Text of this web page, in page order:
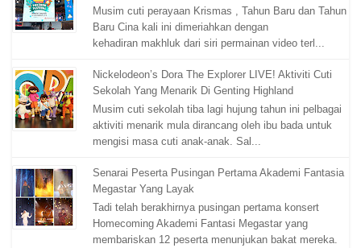
Musim cuti perayaan Krismas , Tahun Baru dan Tahun
Baru Cina kali ini dimeriahkan dengan
kehadiran makhluk dari siri permainan video terl...
Nickelodeon’s Dora The Explorer LIVE! Aktiviti Cuti
Sekolah Yang Menarik Di Genting Highland
Musim cuti sekolah tiba lagi hujung tahun ini pelbagai
aktiviti menarik mula dirancang oleh ibu bada untuk
mengisi masa cuti anak-anak. Sal...
Senarai Peserta Pusingan Pertama Akademi Fantasia
Megastar Yang Layak
Tadi telah berakhirnya pusingan pertama konsert
Homecoming Akademi Fantasi Megastar yang
membariskan 12 peserta menunjukan bakat mereka.